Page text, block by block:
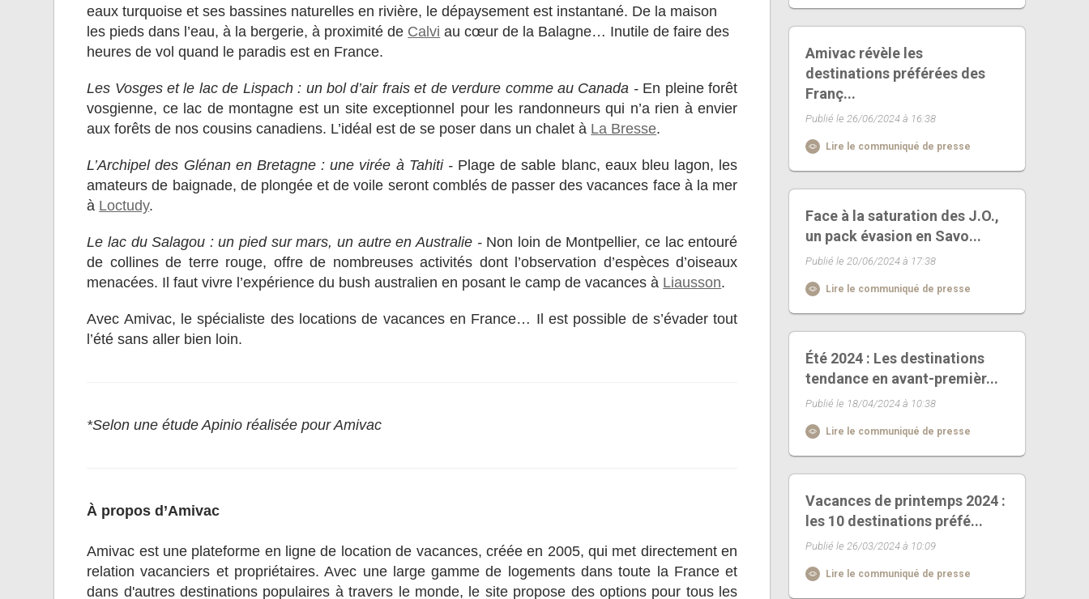
eaux turquoise et ses bassines naturelles en rivière, le dépaysement est instantané. De la maison
les pieds dans l’eau, à la bergerie, à proximité de Calvi au cœur de la Balagne… Inutile de faire des
heures de vol quand le paradis est en France.
Les Vosges et le lac de Lispach : un bol d’air frais et de verdure comme au Canada - En pleine forêt
vosgienne, ce lac de montagne est un site exceptionnel pour les randonneurs qui n’a rien à envier
aux forêts de nos cousins canadiens. L’idéal est de se poser dans un chalet à La Bresse.
L’Archipel des Glénan en Bretagne : une virée à Tahiti - Plage de sable blanc, eaux bleu lagon, les
amateurs de baignade, de plongée et de voile seront comblés de passer des vacances face à la mer
à Loctudy.
Le lac du Salagou : un pied sur mars, un autre en Australie - Non loin de Montpellier, ce lac entouré
de collines de terre rouge, offre de nombreuses activités dont l’observation d’espèces d’oiseaux
menacées. Il faut vivre l’expérience du bush australien en posant le camp de vacances à Liausson.
Avec Amivac, le spécialiste des locations de vacances en France… Il est possible de s’évader tout
l’été sans aller bien loin.
*Selon une étude Apinio réalisée pour Amivac
À propos d’Amivac
Amivac est une plateforme en ligne de location de vacances, créée en 2005, qui met directement en
relation vacanciers et propriétaires. Avec une large gamme de logements dans toute la France et
dans d'autres destinations populaires à travers le monde, le site propose des options pour tous les
Amivac révèle les
destinations préférées des
Franç...
Publié le 26/06/2024 à 16:38
Lire le communiqué de presse
Face à la saturation des J.O.,
un pack évasion en Savo...
Publié le 20/06/2024 à 17:38
Lire le communiqué de presse
Été 2024 : Les destinations
tendance en avant-premièr...
Publié le 18/04/2024 à 10:38
Lire le communiqué de presse
Vacances de printemps 2024 :
les 10 destinations préfé...
Publié le 26/03/2024 à 10:09
Lire le communiqué de presse